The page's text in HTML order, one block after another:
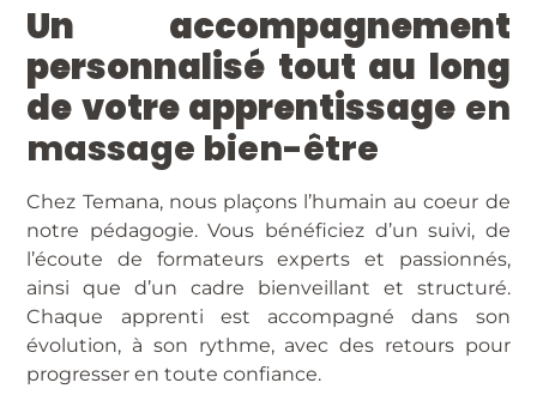
Un accompagnement
personnalisé tout au long
de votre apprentissage en
massage bien-être
Chez Temana, nous plaçons l’humain au coeur de
notre pédagogie. Vous bénéficiez d’un suivi, de
l’écoute de formateurs experts et passionnés,
ainsi que d’un cadre bienveillant et structuré.
Chaque apprenti est accompagné dans son
évolution, à son rythme, avec des retours pour
progresser en toute confiance.